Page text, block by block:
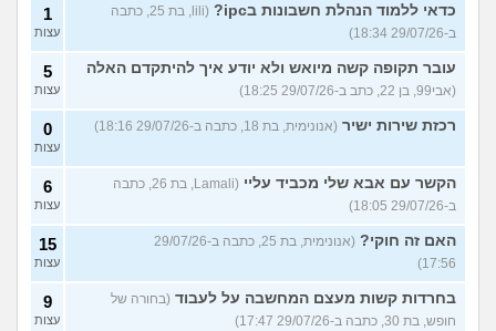
כדאי ללמוד הנהלת חשבונות בipc?
(lili, בת 25, כתבה
ב-29/07/26 18:34)
1
עצות
עובר תקופה קשה מיואש ולא יודע איך להיתקדם האלה
(אבי99, בן 22, כתב ב-29/07/26 18:25)
5
עצות
רכזת שירות ישיר (אנונימית, בת 18, כתבה ב-29/07/26 18:16) 0
עצות
הקשר עם אבא שלי מכביד עליי
(Lamali, בת 26, כתבה
ב-29/07/26 18:05)
6
עצות
האם זה חוקי?
(אנונימית, בת 25, כתבה ב-29/07/26
17:56)
15
עצות
בחרדות קשות מעצם המחשבה על לעבוד (בחורה של
חופש, בת 30, כתבה ב-29/07/26 17:47)
9
עצות